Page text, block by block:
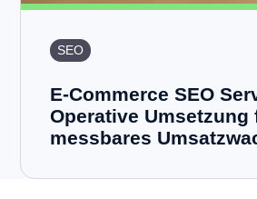
SEO
E-Commerce SEO
Operative Umsetzung
messbares